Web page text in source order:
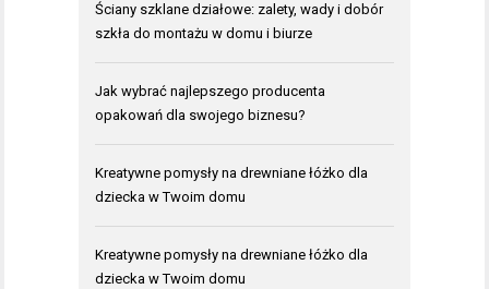
Ściany szklane działowe: zalety, wady i dobór
szkła do montażu w domu i biurze
Jak wybrać najlepszego producenta
opakowań dla swojego biznesu?
Kreatywne pomysły na drewniane łóżko dla
dziecka w Twoim domu
Kreatywne pomysły na drewniane łóżko dla
dziecka w Twoim domu